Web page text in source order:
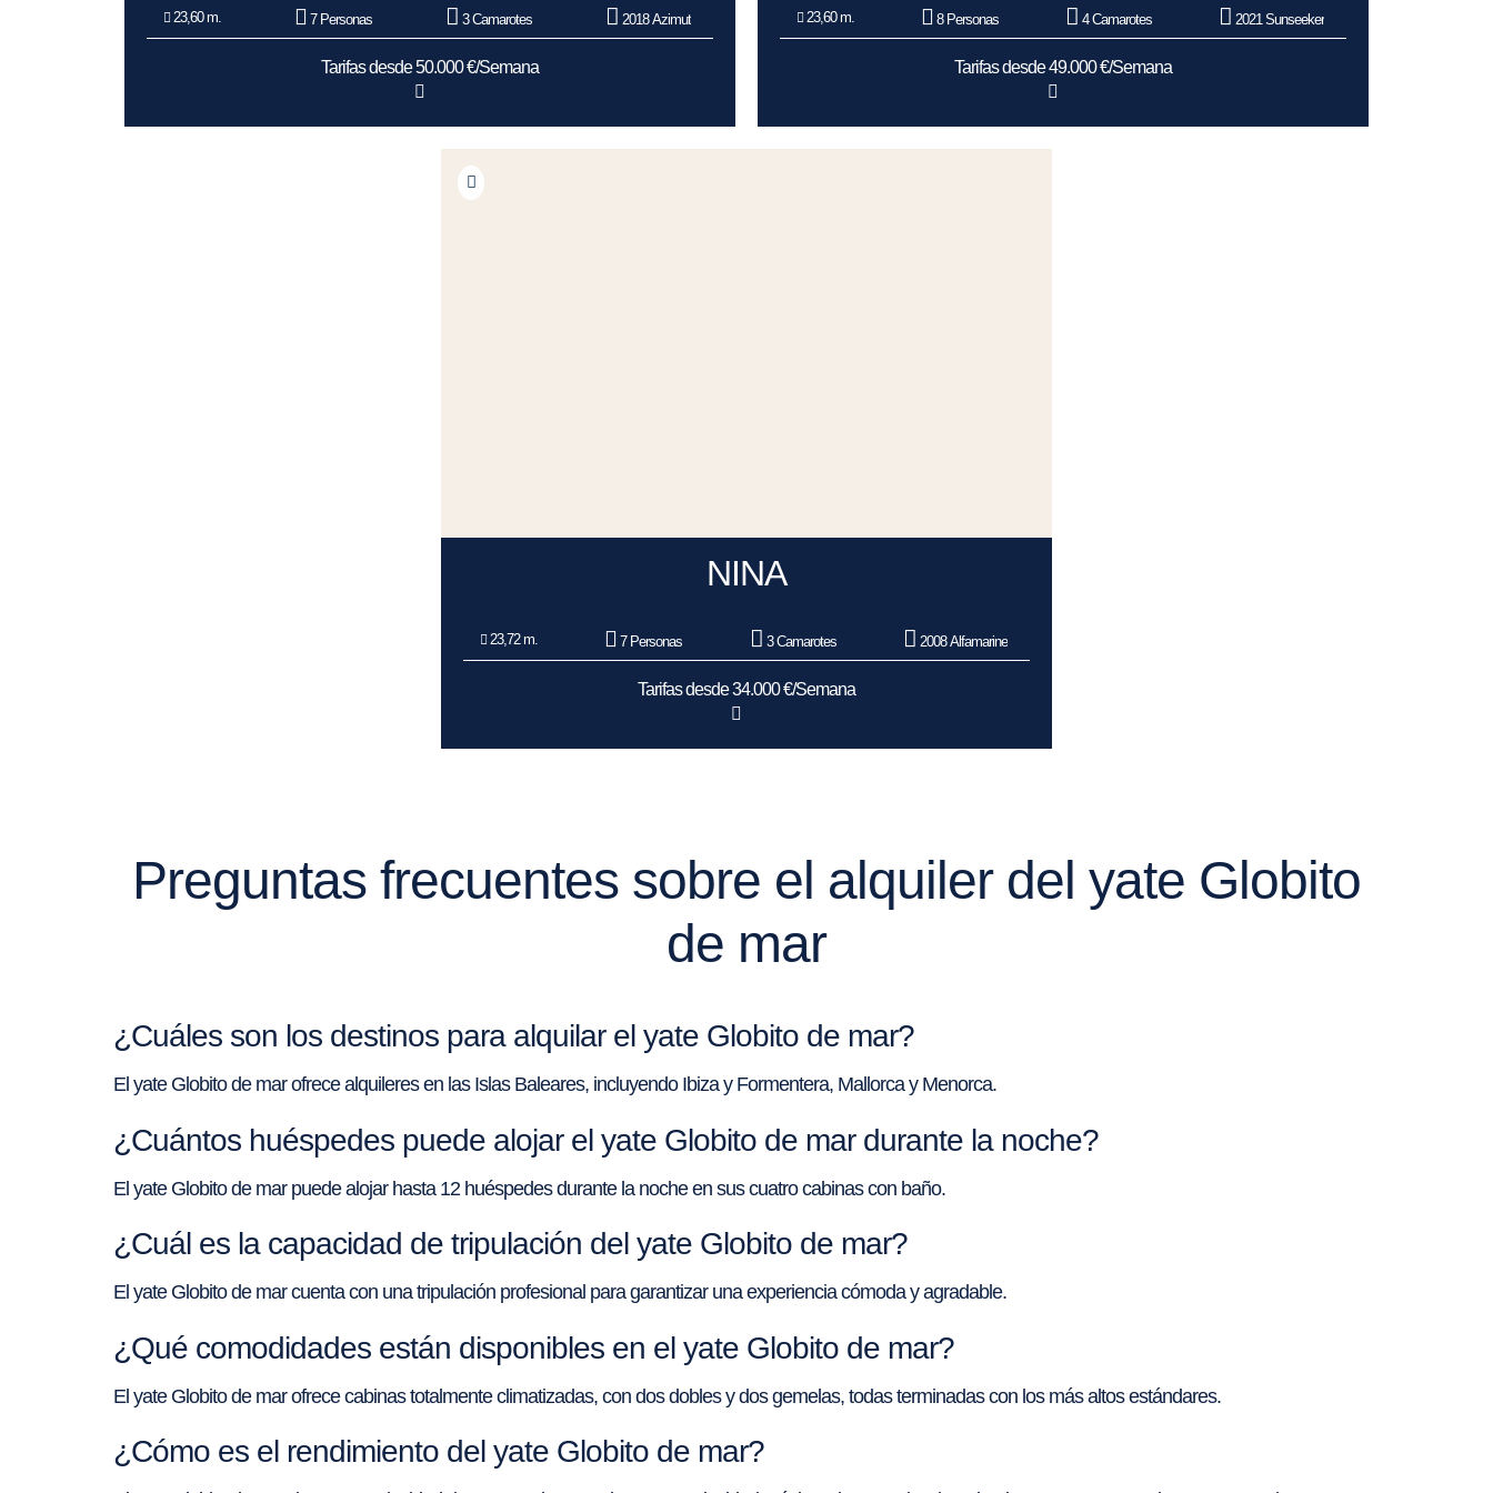
23,60 m. 7 Personas 3 Camarotes 2018 Azimut
Tarifas desde 50.000 €/Semana
23,60 m. 8 Personas 4 Camarotes 2021 Sunseeker
Tarifas desde 49.000 €/Semana
NINA
23,72 m. 7 Personas 3 Camarotes 2008 Alfamarine
Tarifas desde 34.000 €/Semana
Preguntas frecuentes sobre el alquiler del yate Globito
de mar
¿Cuáles son los destinos para alquilar el yate Globito de mar?
El yate Globito de mar ofrece alquileres en las Islas Baleares, incluyendo Ibiza y Formentera, Mallorca y Menorca.
¿Cuántos huéspedes puede alojar el yate Globito de mar durante la noche?
El yate Globito de mar puede alojar hasta 12 huéspedes durante la noche en sus cuatro cabinas con baño.
¿Cuál es la capacidad de tripulación del yate Globito de mar?
El yate Globito de mar cuenta con una tripulación profesional para garantizar una experiencia cómoda y agradable.
¿Qué comodidades están disponibles en el yate Globito de mar?
El yate Globito de mar ofrece cabinas totalmente climatizadas, con dos dobles y dos gemelas, todas terminadas con los más altos estándares.
¿Cómo es el rendimiento del yate Globito de mar?